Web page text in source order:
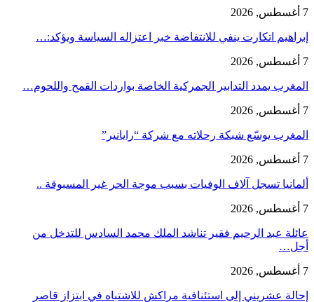
7 أغسطس, 2026
إبراهيم اتكارت ينفي للانتفاضة خبر اعتزاله السياسة ويؤكد:…
7 أغسطس, 2026
المغرب يمدد التدابير الجمركية الخاصة بواردات القمح واللحوم…
7 أغسطس, 2026
المغرب يوسّع شبكة رحلاته مع شركة “رايانير”
7 أغسطس, 2026
ألمانيا تسجل آلاف الوفيات بسبب موجة الحر غير المسبوقة ..
7 أغسطس, 2026
عائلة عبد الرحيم فقير تناشد الملك محمد السادس للتدخل من
أجل…
7 أغسطس, 2026
إحالة عشريني إلى استئنافية مراكش للاشتباه في ابتزاز قاصر